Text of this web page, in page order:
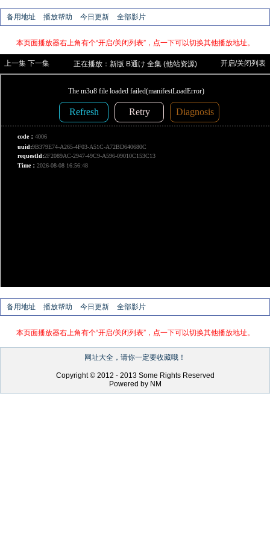
备用地址 播放帮助 今日更新 全部影片
本页面播放器右上角有个“开启/关闭列表”，点一下可以切换其他播放地址。
上一集 下一集 正在播放： 新版 B通け 全集 (他站资源)
源】
开启/关闭列表
备用地址 播放帮助 今日更新 全部影片
本页面播放器右上角有个“开启/关闭列表”，点一下可以切换其他播放地址。
网址大全，请你一定要收藏哦！
Copyright © 2012 - 2013 Some Rights Reserved
Powered by NM